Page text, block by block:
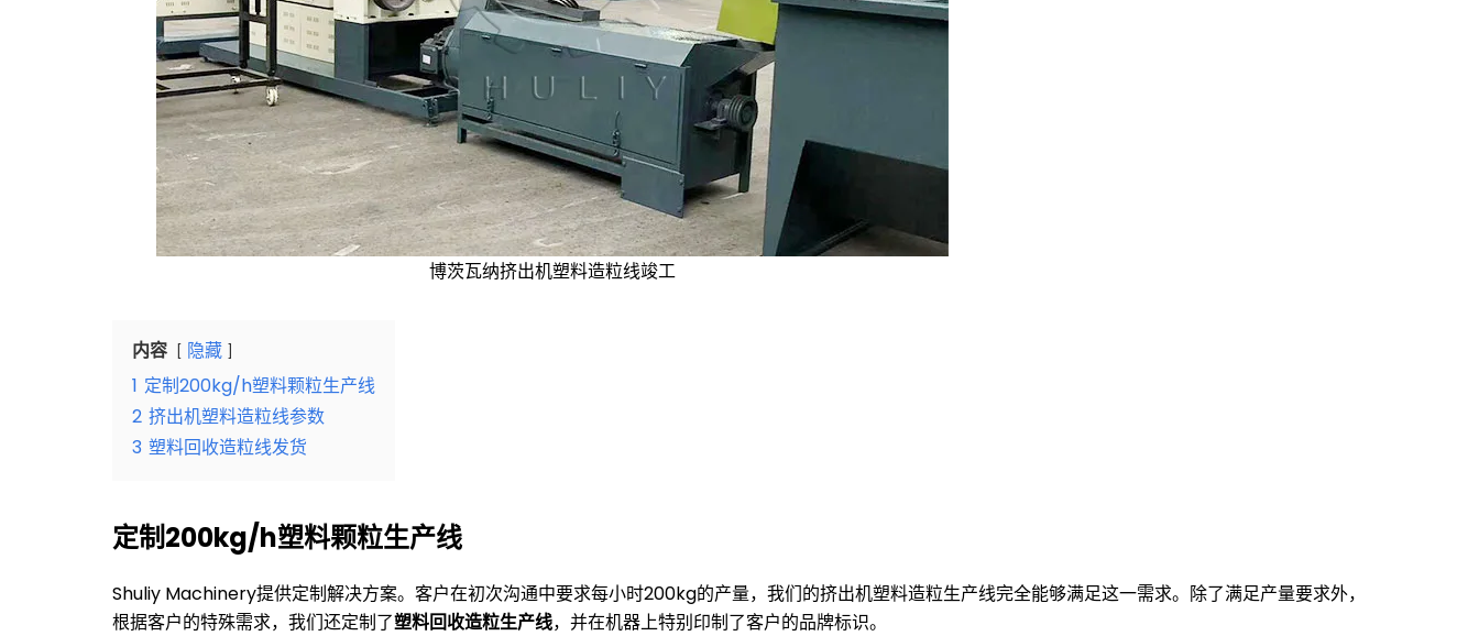
博茨瓦纳挤出机塑料造粒线竣工
内容
隐藏
1 定制200kg/h塑料颗粒生产线
2 挤出机塑料造粒线参数
3 塑料回收造粒线发货
定制200kg/h塑料颗粒生产线
Shuliy Machinery提供定制解决方案。客户在初次沟通中要求每小时200kg的产量，我们的挤出机塑料造粒生产线完全能够满足这一需求。除了满足产量要求外，
根据客户的特殊需求，我们还定制了塑料回收造粒生产线，并在机器上特别印制了客户的品牌标识。